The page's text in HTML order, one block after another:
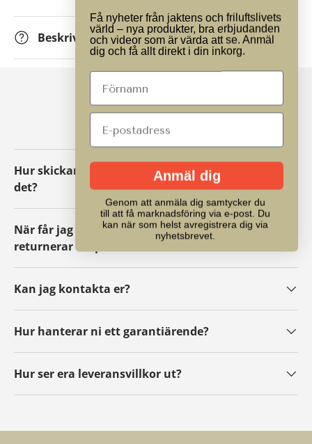
Beskrivning
VANLIGA FRÅGOR
Hur skickar jag tillbaka ett paket eller byter
det?
När får jag mina pengar tillbaka om jag
returnerar ett paket?
Kan jag kontakta er?
Hur hanterar ni ett garantiärende?
Hur ser era leveransvillkor ut?
Få nyheter från jaktens och friluftslivets
värld – nya produkter, bra erbjudanden
och videor som är värda att se. Anmäl
dig och få allt direkt i din inkorg.
Anmäl dig
Genom att anmäla dig samtycker du
till att få marknadsföring via e-post. Du
kan när som helst avregistrera dig via
nyhetsbrevet.